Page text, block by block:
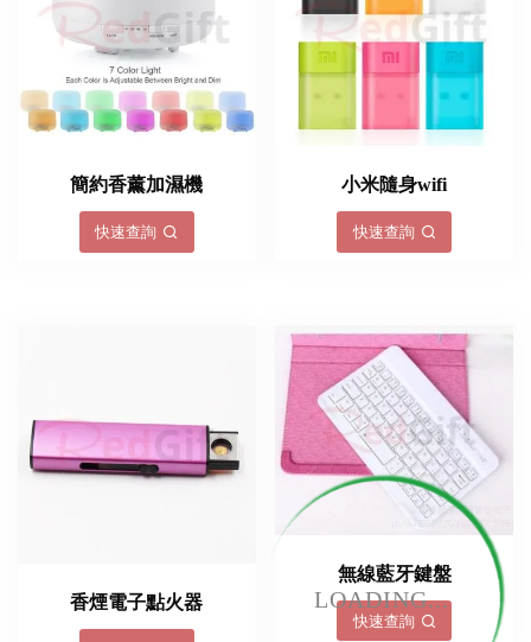
LOADING...
簡約香薰加濕機
快速查詢
小米隨身wifi
快速查詢
香煙電子點火器
無線藍牙鍵盤
快速查詢